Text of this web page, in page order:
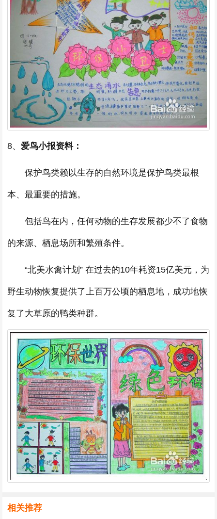
8、 爱鸟小报资料：
保护鸟类赖以生存的自然环境是保护鸟类最根
本、最重要的措施。
包括鸟在内，任何动物的生存发展都少不了食物
的来源、栖息场所和繁殖条件。
“北美水禽计划” 在过去的10年耗资15亿美元，为
野生动物恢复提供了上百万公顷的栖息地，成功地恢
复了大草原的鸭类种群。
相关推荐